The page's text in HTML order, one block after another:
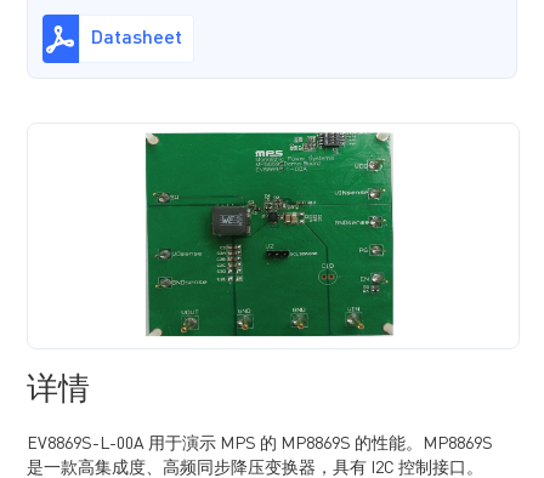
Datasheet
详情
EV8869S-L-00A 用于演示 MPS 的 MP8869S 的性能。MP8869S
是一款高集成度、高频同步降压变换器，具有 I2C 控制接口。